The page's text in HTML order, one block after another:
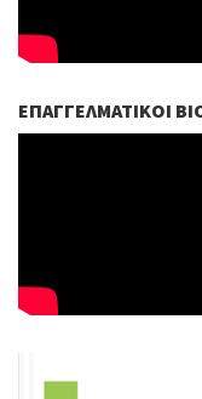
ΕΠΑΓΓΕΛΜΑΤΙΚΟΊ